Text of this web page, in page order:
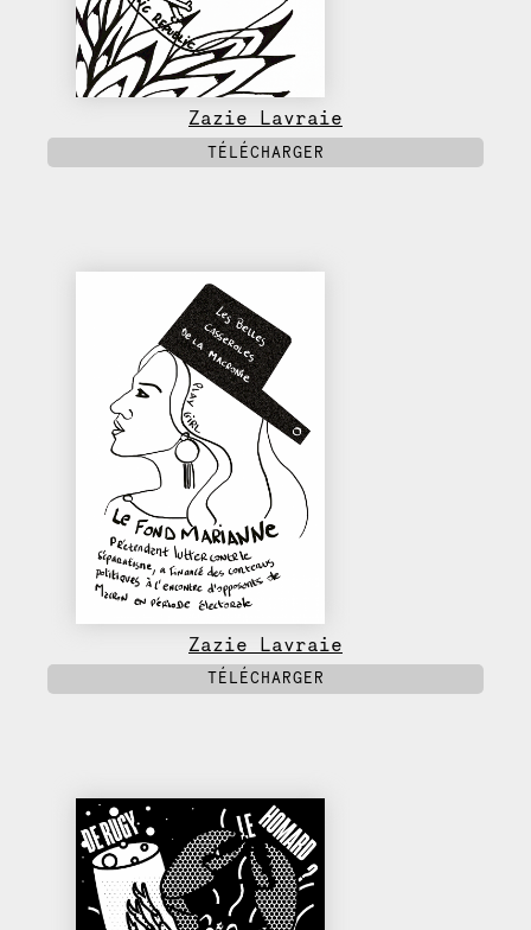
Zazie Lavraie
TÉLÉCHARGER
Zazie Lavraie
TÉLÉCHARGER